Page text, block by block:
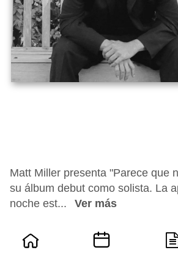
Matt Miller presenta "Parece que
su álbum debut como solista. La
noche est...
Ver más